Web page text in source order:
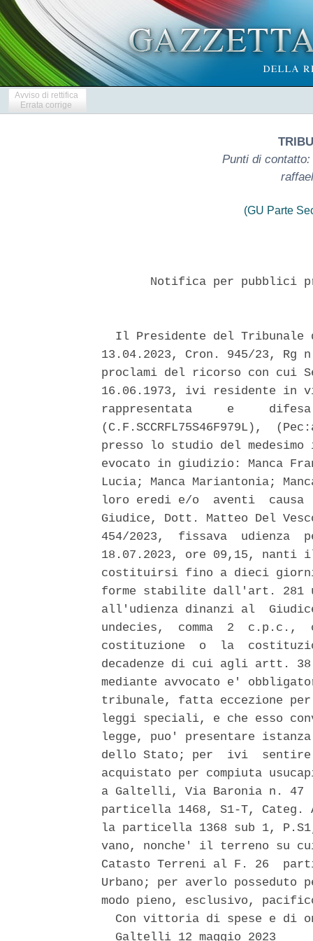
Avviso di rettifica
Errata corrige
Punti di
(GU Parte
Notifica per pubblici
Il Presidente del Tribunale
13.04.2023, Cron. 945/23,
proclami del ricorso con cui
16.06.1973, ivi residente in via
rappresentata     e
(C.F.SCCRFL75S46F979L),
presso lo studio del
evocato in giudizio: Manca
Lucia; Manca Mariantonia;
loro eredi e/o  aventi
Giudice, Dott. Matteo Del
454/2023,  fissava  udienza
18.07.2023, ore 09,15,
costituirsi fino a dieci
forme stabilite dall'art. 281
all'udienza dinanzi al
undecies,  comma  2  c.p.c.,
costituzione  o  la
decadenze di cui agli artt.
mediante avvocato e'
tribunale, fatta eccezione
leggi speciali, e che esso
legge, puo' presentare
dello Stato; per  ivi  sentire
acquistato per compiuta
a Galtelli, Via Baronia n.
particella 1468, S1-T, Categ.
la particella 1368 sub 1,
vano, nonche' il terreno
Catasto Terreni al F. 26
Urbano; per averlo
modo pieno, esclusivo,
Con vittoria di spese e di
  Galtelli 12 maggio 2023